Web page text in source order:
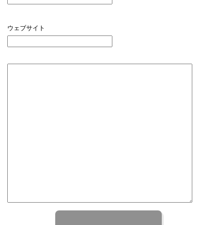
ウェブサイト